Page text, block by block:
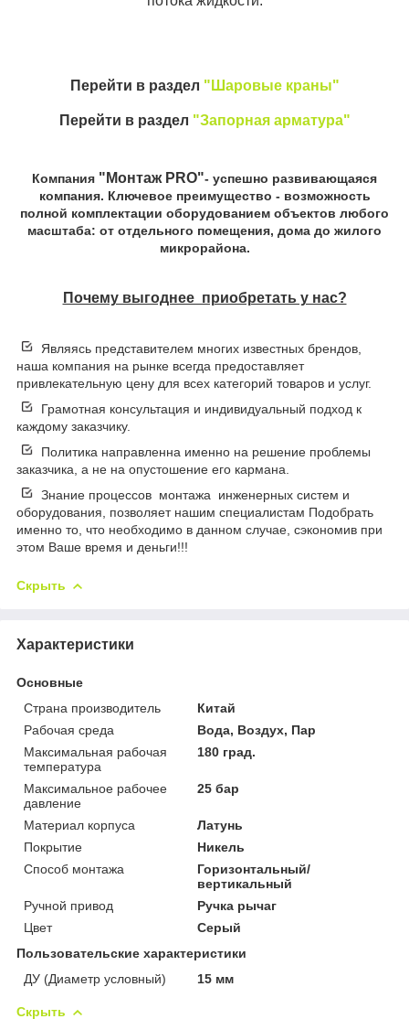
Перейти в раздел "Шаровые краны"
Перейти в раздел "Запорная арматура"
Компания "Монтаж PRO"- успешно развивающаяся
компания. Ключевое преимущество - возможность
полной комплектации оборудованием объектов любого
масштаба: от отдельного помещения, дома до жилого
микрорайона.
Почему выгоднее приобретать у нас?
Являясь представителем многих известных брендов,
наша компания на рынке всегда предоставляет
привлекательную цену для всех категорий товаров и услуг.
Грамотная консультация и индивидуальный подход к
каждому заказчику.
Политика направленна именно на решение проблемы
заказчика, а не на опустошение его кармана.
Знание процессов монтажа инженерных систем и
оборудования, позволяет нашим специалистам Подобрать
именно то, что необходимо в данном случае, сэкономив при
этом Ваше время и деньги!!!
Скрыть
Характеристики
Основные
Страна производитель
Китай
Рабочая среда
Вода, Воздух, Пар
Максимальная рабочая
температура
180 град.
Максимальное рабочее
давление
25 бар
Материал корпуса
Латунь
Покрытие
Никель
Способ монтажа
Горизонтальный/
вертикальный
Ручной привод
Ручка рычаг
Цвет
Серый
Пользовательские характеристики
ДУ (Диаметр условный)
15 мм
Скрыть